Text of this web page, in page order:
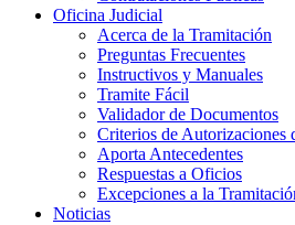
Oficina Judicial
Acerca de la Tramitación
Preguntas Frecuentes
Instructivos y Manuales
Tramite Fácil
Validador de Documentos
Criterios de Autorizaciones
Aporta Antecedentes
Respuestas a Oficios
Excepciones a la
Noticias